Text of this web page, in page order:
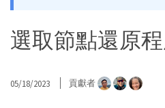
選取節點還原
05/18/2023 貢獻者